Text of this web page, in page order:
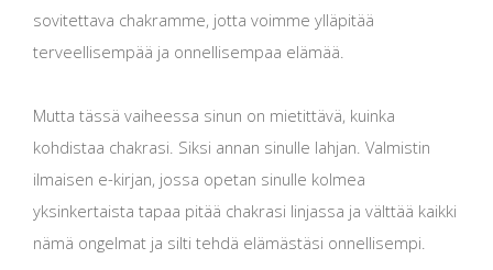
sovitettava chakramme, jotta voimme ylläpitää
terveellisempää ja onnellisempaa elämää.
Mutta tässä vaiheessa sinun on mietittävä, kuinka
kohdistaa chakrasi. Siksi annan sinulle lahjan. Valmistin
ilmaisen e-kirjan, jossa opetan sinulle kolmea
yksinkertaista tapaa pitää chakrasi linjassa ja välttää kaikki
nämä ongelmat ja silti tehdä elämästäsi onnellisempi.